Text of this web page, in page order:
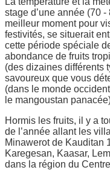
stage d’une année (70
meilleur moment pour
festivités, se situerait
cette période spéciale
abondance de fruits
(des dizaines différents
savoureux que vous
(dans le monde
le mangoustan
Hormis les fruits, il y a
de l’année allant les
Minawerot de Kauditan
Karegesan, Kaasar,
dans la région du